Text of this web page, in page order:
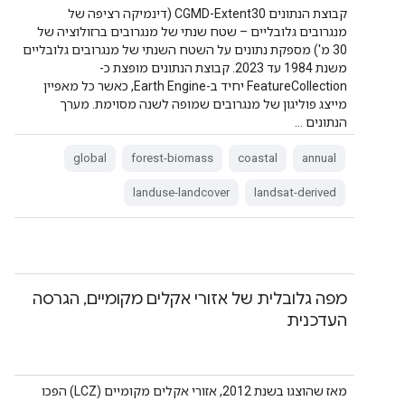
קבוצת הנתונים CGMD-Extent30 (דינמיקה רציפה של
מנגרובים גלובליים – שטח שנתי של מנגרובים ברזולוציה של
30 מ') מספקת נתונים על השטח השנתי של מנגרובים גלובליים
משנת 1984 עד 2023. קבוצת הנתונים מופצת כ-
FeatureCollection יחיד ב-Earth Engine, כאשר כל מאפיין
מייצג פוליגון של מנגרובים שמופה לשנה מסוימת. מערך
הנתונים …
annual
coastal
forest-biomass
global
landsat-derived
landuse-landcover
מפה גלובלית של אזורי אקלים מקומיים, הגרסה
העדכנית
מאז שהוצגו בשנת 2012, אזורי אקלים מקומיים (LCZ) הפכו